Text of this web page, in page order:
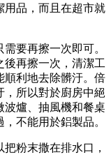
用品，而且在超市就
要再擦一次即可。
後再擦一次，清潔工
順利地去除髒汙。倍
，所以對於廚房中絕
波爐、抽風機和餐桌
不能用於鋁製品。
粉末撒在排水口，